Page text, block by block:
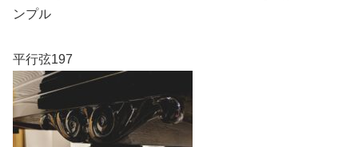
ンプル
平行弦197